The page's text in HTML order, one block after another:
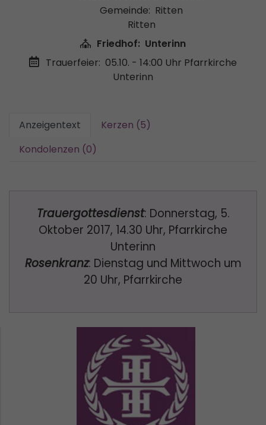
Gemeinde: Ritten
Ritten
Friedhof: Unterinn
Trauerfeier: 05.10. - 14:00 Uhr Pfarrkirche
Unterinn
Anzeigentext
Kerzen (5)
Kondolenzen (0)
Trauergottesdienst: Donnerstag, 5.
Oktober 2017, 14.30 Uhr, Pfarrkirche
Unterinn
Rosenkranz: Dienstag und Mittwoch um
20 Uhr, Pfarrkirche